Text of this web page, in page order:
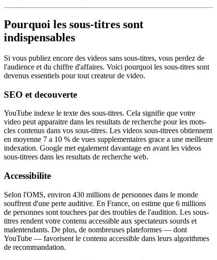
Pourquoi les sous-titres sont
indispensables
Si vous publiez encore des videos sans sous-titres, vous perdez de
l'audience et du chiffre d'affaires. Voici pourquoi les sous-titres sont
devenus essentiels pour tout createur de video.
SEO et decouverte
YouTube indexe le texte des sous-titres. Cela signifie que votre
video peut apparaitre dans les resultats de recherche pour les mots-
cles contenus dans vos sous-titres. Les videos sous-titrees obtiennent
en moyenne 7 a 10 % de vues supplementaires grace a une meilleure
indexation. Google met egalement davantage en avant les videos
sous-titrees dans les resultats de recherche web.
Accessibilite
Selon l'OMS, environ 430 millions de personnes dans le monde
souffrent d'une perte auditive. En France, on estime que 6 millions
de personnes sont touchees par des troubles de l'audition. Les sous-
titres rendent votre contenu accessible aux spectateurs sourds et
malentendants. De plus, de nombreuses plateformes — dont
YouTube — favorisent le contenu accessible dans leurs algorithmes
de recommandation.